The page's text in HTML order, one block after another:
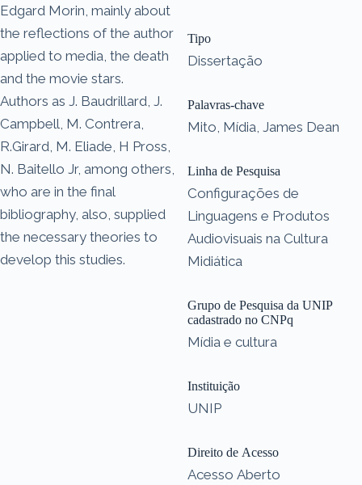
Edgard Morin, mainly about
the reflections of the author
applied to media, the death
and the movie stars.
Authors as J. Baudrillard, J.
Campbell, M. Contrera,
R.Girard, M. Eliade, H Pross,
N. Baitello Jr, among others,
who are in the final
bibliography, also, supplied
the necessary theories to
develop this studies.
Tipo
Dissertação
Palavras-chave
Mito, Mídia, James Dean
Linha de Pesquisa
Configurações de
Linguagens e Produtos
Audiovisuais na Cultura
Midiática
Grupo de Pesquisa da UNIP
cadastrado no CNPq
Mídia e cultura
Instituição
UNIP
Direito de Acesso
Acesso Aberto